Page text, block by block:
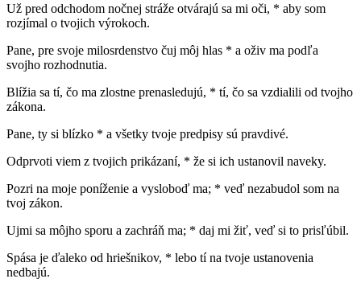
Už pred odchodom nočnej stráže otvárajú sa mi oči, * aby som
rozjímal o tvojich výrokoch.
Pane, pre svoje milosrdenstvo čuj môj hlas * a oživ ma podľa
svojho rozhodnutia.
Blížia sa tí, čo ma zlostne prenasledujú, * tí, čo sa vzdialili od tvojho
zákona.
Pane, ty si blízko * a všetky tvoje predpisy sú pravdivé.
Odprvoti viem z tvojich prikázaní, * že si ich ustanovil naveky.
Pozri na moje poníženie a vysloboď ma; * veď nezabudol som na
tvoj zákon.
Ujmi sa môjho sporu a zachráň ma; * daj mi žiť, veď si to prisľúbil.
Spása je ďaleko od hriešnikov, * lebo tí na tvoje ustanovenia
nedbajú.